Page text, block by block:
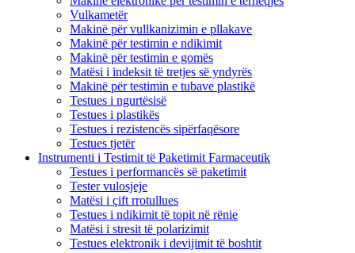
Vulkametër
Makinë për vullkanizimin e pllakave
Makinë për testimin e ndikimit
Makinë për testimin e gomës
Matësi i indeksit të tretjes së yndyrës
Makinë për testimin e tubave plastikë
Testues i ngurtësisë
Testues i plastikës
Testues i rezistencës sipërfaqësore
Testues tjetër
Instrumenti i Testimit të Paketimit Farmaceutik
Testues i performancës së paketimit
Tester vulosjeje
Matësi i çift rrotullues
Testues i ndikimit të topit në rënie
Matësi i stresit të polarizimit
Testues elektronik i devijimit të boshtit